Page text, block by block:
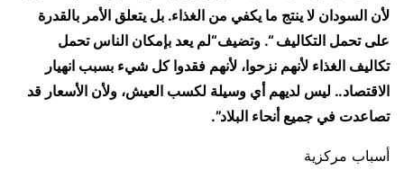
لأن السودان لا ينتج ما يكفي من الغذاء. بل يتعلق الأمر بالقدرة
على تحمل التكاليف “. وتضيف“لم يعد بإمكان الناس تحمل
تكاليف الغذاء لأنهم نزحوا، لأنهم فقدوا كل شيء بسبب انهيار
الاقتصاد.. ليس لديهم أي وسيلة لكسب العيش، ولأن الأسعار قد
تصاعدت في جميع أنحاء البلاد”.
أسباب مركزية